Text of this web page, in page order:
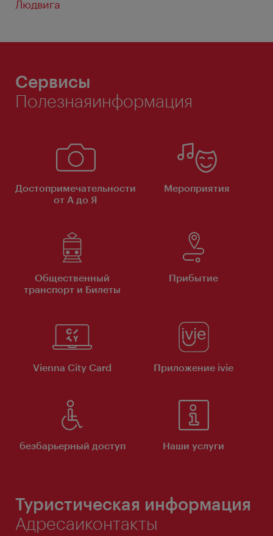
Людвига
Сервисы
Полезнаяинформация
Достопримечательности
от А до Я
Мероприятия
Общественный
транспорт и Билеты
Прибытие
Vienna City Card Приложение ivie
безбарьерный доступ Наши услуги
Туристическая информация
Адресаиконтакты